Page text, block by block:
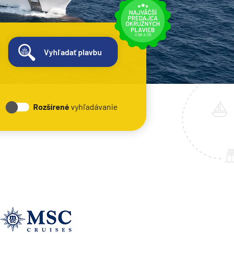
Vyhľadať plavbu
Rozšírenévyhľadávanie